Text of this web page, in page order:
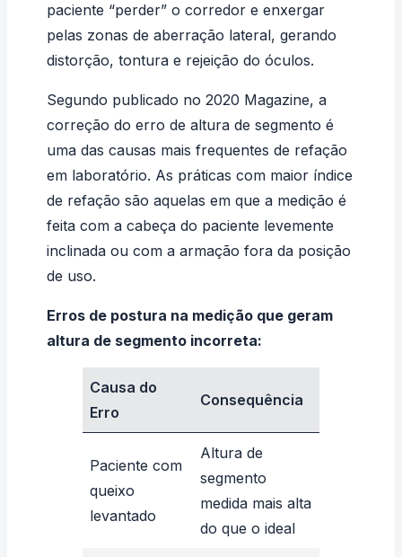
paciente “perder” o corredor e enxergar
pelas zonas de aberração lateral, gerando
distorção, tontura e rejeição do óculos.
Segundo publicado no 2020 Magazine, a
correção do erro de altura de segmento é
uma das causas mais frequentes de refação
em laboratório. As práticas com maior índice
de refação são aquelas em que a medição é
feita com a cabeça do paciente levemente
inclinada ou com a armação fora da posição
de uso.
Erros de postura na medição que geram
altura de segmento incorreta:
Causa do
Erro
Consequência
Paciente com
queixo
levantado
Altura de
segmento
medida mais alta
do que o ideal